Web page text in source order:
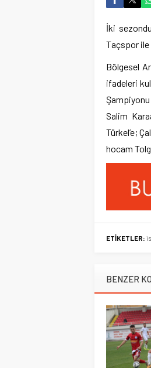
İki
Taçspor ile
Bölgesel
ifadeleri
Salim
Türkel’e;
hocam
ETİKETLER:
BENZER